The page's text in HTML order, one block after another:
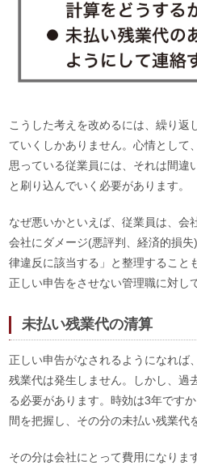
こうした考えを改めるには、繰り返
ていくしかありません。心情として
思っている従業員には、それは間違
と刷り込んでいく必要があります。
なぜ悪いかといえば、従業員は、会
会社にダメージ(悪評判、経済的損
律違反に該当する」と整理すること
正しい申告をさせない管理職に対し
未払い残業代の清算
正しい申告がなされるようになれば
残業代は発生しません。しかし、過
る必要があります。時効は3年です
間を把握し、その分の未払い残業代
その分は会社にとって費用になりま